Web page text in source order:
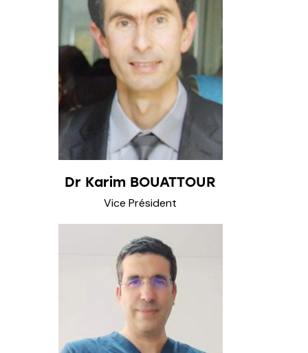
Dr Karim BOUATTOUR
Vice Président